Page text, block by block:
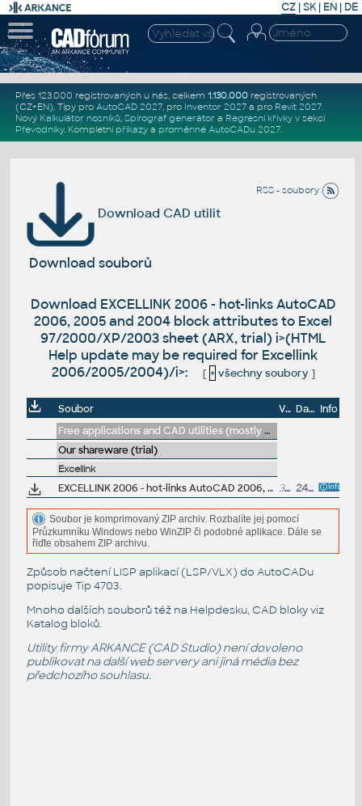
CZ | SK| EN | DE
Přes 123.000 registrovaných u nás, celkem 1.130.000registrovaných
(CZ+EN). Tipy pro AutoCAD 2027, pro Inventor 2027a pro Revit 2027.
Nový Kalkulátor nosníků, Spirograf generátor a Regresní křivkyv sekci
Převodníky. Kompletní příkazya proměnné AutoCADu 2027.
RSS - soubory
Download CAD utilit
Download souborů
Download EXCELLINK 2006 - hot-links AutoCAD
2006, 2005 and 2004 block attributes to Excel
97/2000/XP/2003 sheet (ARX, trial) i>(HTML
Help update may be required for Excellink
2006/2005/2004)/i>:
[ + všechny soubory]
Soubor Velikost Datum Info
Free applications and CAD utilities (mostly our freeware & trials)
Our shareware (trial)
Excellink
EXCELLINK 2006 - hot-links AutoCAD 2006, 2005 and 2004 block attributes to Excel 97/2000/XP/2003 sheet (ARX, trial) 320kB 24.10.2006
Soubor je komprimovaný ZIP archiv. Rozbalíte jej pomocí
Průzkumníku Windows nebo WinZIP či podobné aplikace. Dále se
řiďte obsahem ZIP archivu.
Způsob načtení LISP aplikací (LSP/VLX) do AutoCADu
popisuje Tip 4703.
Mnoho dalších souborů též na Helpdesku, CAD bloky viz
Katalog bloků.
Utility firmy ARKANCE (CAD Studio) není dovoleno
publikovat na další web servery ani jiná média bez
předchozího souhlasu.